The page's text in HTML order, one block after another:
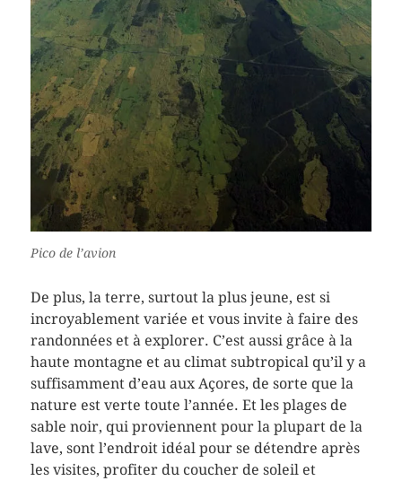
Pico de l’avion
De plus, la terre, surtout la plus jeune, est si
incroyablement variée et vous invite à faire des
randonnées et à explorer. C’est aussi grâce à la
haute montagne et au climat subtropical qu’il y a
suffisamment d’eau aux Açores, de sorte que la
nature est verte toute l’année. Et les plages de
sable noir, qui proviennent pour la plupart de la
lave, sont l’endroit idéal pour se détendre après
les visites, profiter du coucher de soleil et